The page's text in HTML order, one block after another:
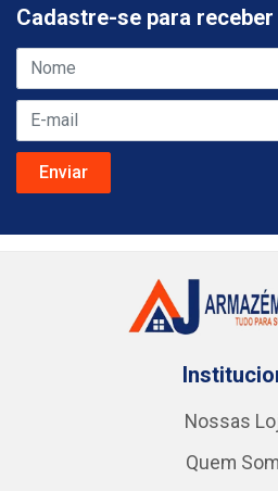
Cadastre-se para
Nossas
Quem